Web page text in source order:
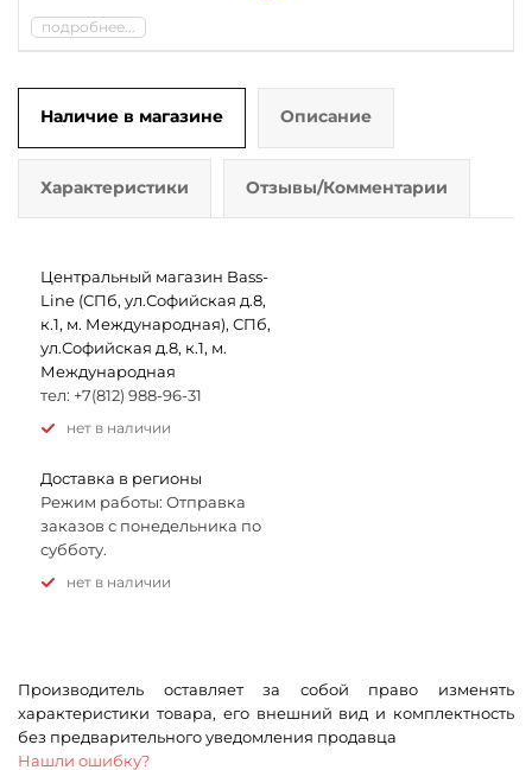
подробнее...
Наличие в магазине Описание
Характеристики Отзывы/Комментарии
Центральный магазин Bass-
Line (СПб, ул.Софийская д.8,
к.1, м. Международная), СПб,
ул.Софийская д.8, к.1, м.
Международная
тел: +7(812) 988-96-31
Нет в наличии
Доставка в регионы
Режим работы: Отправка
заказов с понедельника по
субботу.
Нет в наличии
Производитель оставляет за собой право изменять
характеристики товара, его внешний вид и комплектность
без предварительного уведомления продавца
Нашли ошибку?